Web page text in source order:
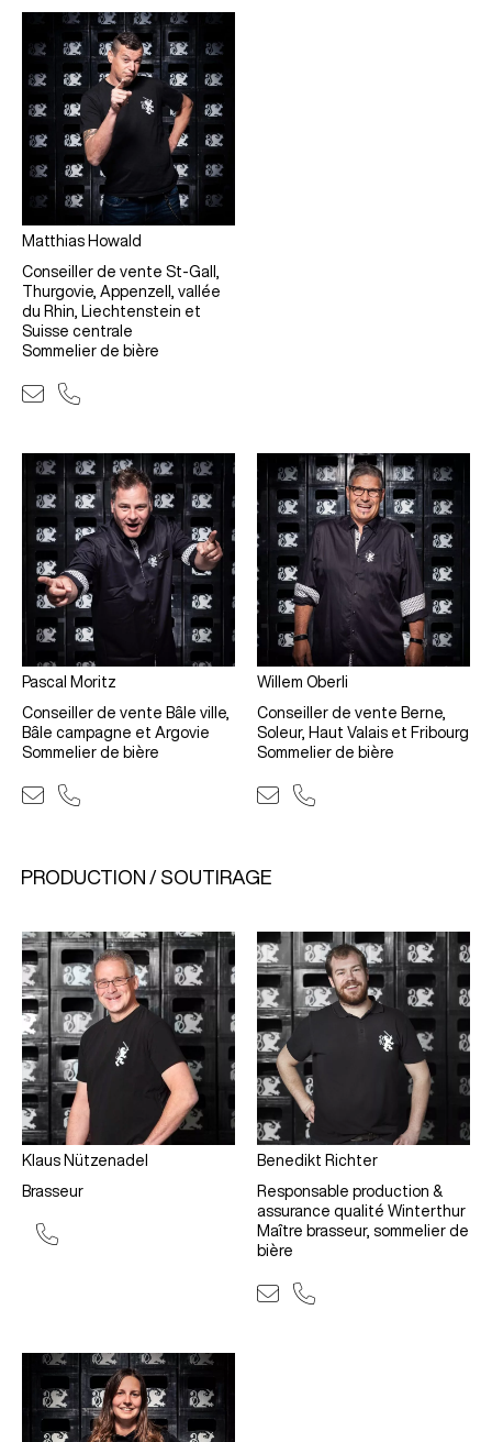
Matthias Howald
Conseiller de vente St-Gall,
Thurgovie, Appenzell, vallée
du Rhin, Liechtenstein et
Suisse centrale
Sommelier de bière
Pascal Moritz
Conseiller de vente Bâle ville,
Bâle campagne et Argovie
Sommelier de bière
Willem Oberli
Conseiller de vente Berne,
Soleur, Haut Valais et Fribourg
Sommelier de bière
PRODUCTION / SOUTIRAGE
Klaus Nützenadel
Brasseur
Benedikt Richter
Responsable production &
assurance qualité Winterthur
Maître brasseur, sommelier de
bière